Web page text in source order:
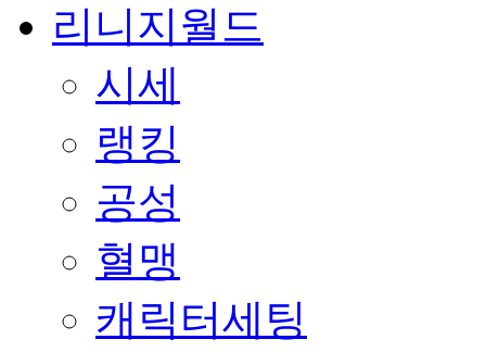
리니지월드
시세
랭킹
공성
혈맹
캐릭터세팅